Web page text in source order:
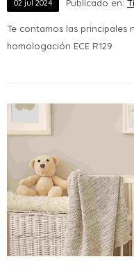
02 jul 2024 Publicado en:
Te contamos las principales
homologación ECE R129